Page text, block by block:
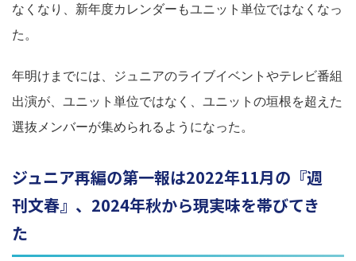
なくなり、新年度カレンダーもユニット単位ではなくなっ
た。
年明けまでには、ジュニアのライブイベントやテレビ番組
出演が、ユニット単位ではなく、ユニットの垣根を超えた
選抜メンバーが集められるようになった。
ジュニア再編の第一報は2022年11月の『週
刊文春』、2024年秋から現実味を帯びてき
た